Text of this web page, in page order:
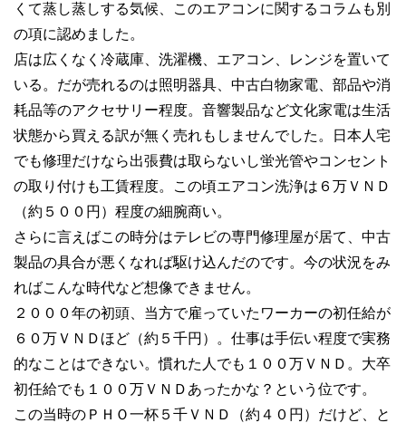
くて蒸し蒸しする気候、このエアコンに関するコラムも別
の項に認めました。
店は広くなく冷蔵庫、洗濯機、エアコン、レンジを置いて
いる。だが売れるのは照明器具、中古白物家電、部品や消
耗品等のアクセサリー程度。音響製品など文化家電は生活
状態から買える訳が無く売れもしませんでした。日本人宅
でも修理だけなら出張費は取らないし蛍光管やコンセント
の取り付けも工賃程度。この頃エアコン洗浄は６万ＶＮＤ
（約５００円）程度の細腕商い。
さらに言えばこの時分はテレビの専門修理屋が居て、中古
製品の具合が悪くなれば駆け込んだのです。今の状況をみ
ればこんな時代など想像できません。
２０００年の初頭、当方で雇っていたワーカーの初任給が
６０万ＶＮＤほど（約５千円）。仕事は手伝い程度で実務
的なことはできない。慣れた人でも１００万ＶＮＤ。大卒
初任給でも１００万ＶＮＤあったかな？という位です。
この当時のＰＨＯ一杯５千ＶＮＤ（約４０円）だけど、と